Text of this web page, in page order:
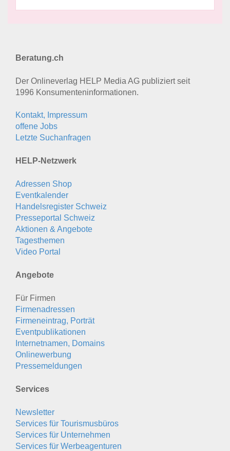
Beratung.ch
Der Onlineverlag HELP Media AG publiziert seit
1996 Konsumenten­informationen.
Kontakt, Impressum
offene Jobs
Letzte Suchanfragen
HELP-Netzwerk
Adressen Shop
Eventkalender
Handelsregister Schweiz
Presseportal Schweiz
Aktionen & Angebote
Tagesthemen
Video Portal
Angebote
Für Firmen
Firmenadressen
Firmeneintrag, Porträt
Eventpublikationen
Internetnamen, Domains
Onlinewerbung
Pressemeldungen
Services
Newsletter
Services für Tourismusbüros
Services für Unternehmen
Services für Werbeagenturen